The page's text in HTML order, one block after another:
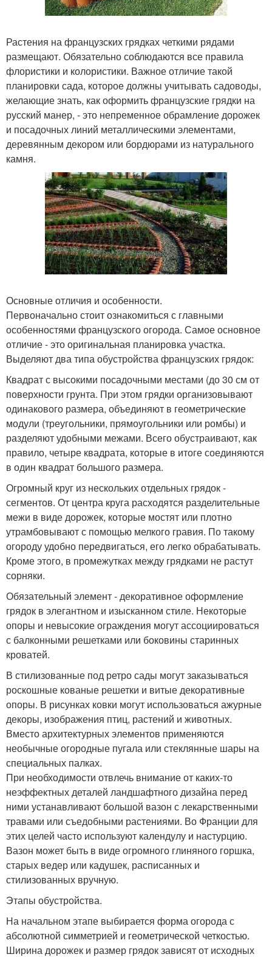
Растения на французских грядках четкими рядами
размещают. Обязательно соблюдаются все правила
флористики и колористики. Важное отличие такой
планировки сада, которое должны учитывать садоводы,
желающие знать, как оформить французские грядки на
русский манер, - это непременное обрамление дорожек
и посадочных линий металлическими элементами,
деревянным декором или бордюрами из натурального
камня.
Основные отличия и особенности.
Первоначально стоит ознакомиться с главными
особенностями французского огорода. Самое основное
отличие - это оригинальная планировка участка.
Выделяют два типа обустройства французских грядок:
Квадрат с высокими посадочными местами (до 30 см от
поверхности грунта. При этом грядки организовывают
одинакового размера, объединяют в геометрические
модули (треугольники, прямоугольники или ромбы) и
разделяют удобными межами. Всего обустраивают, как
правило, четыре квадрата, которые в итоге соединяются
в один квадрат большого размера.
Огромный круг из нескольких отдельных грядок -
сегментов. От центра круга расходятся разделительные
межи в виде дорожек, которые мостят или плотно
утрамбовывают с помощью мелкого гравия. По такому
огороду удобно передвигаться, его легко обрабатывать.
Кроме этого, в промежутках между грядками не растут
сорняки.
Обязательный элемент - декоративное оформление
грядок в элегантном и изысканном стиле. Некоторые
опоры и невысокие ограждения могут ассоциироваться
с балконными решетками или боковины старинных
кроватей.
В стилизованные под ретро сады могут заказываться
роскошные кованые решетки и витые декоративные
опоры. В рисунках ковки могут использоваться ажурные
декоры, изображения птиц, растений и животных.
Вместо архитектурных элементов применяются
необычные огородные пугала или стеклянные шары на
специальных палках.
При необходимости отвлечь внимание от каких-то
неэффектных деталей ландшафтного дизайна перед
ними устанавливают большой вазон с лекарственными
травами или съедобными растениями. Во Франции для
этих целей часто используют календулу и настурцию.
Вазон может быть в виде огромного глиняного горшка,
старых ведер или кадушек, расписанных и
стилизованных вручную.
Этапы обустройства.
На начальном этапе выбирается форма огорода с
абсолютной симметрией и геометрической четкостью.
Ширина дорожек и размер грядок зависят от исходных